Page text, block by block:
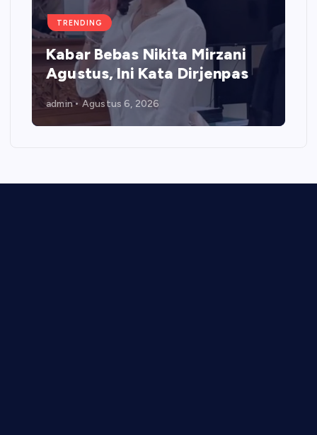
TRENDING
Kabar Bebas Nikita Mirzani
Agustus, Ini Kata Dirjenpas
admin Agustus 6, 2026